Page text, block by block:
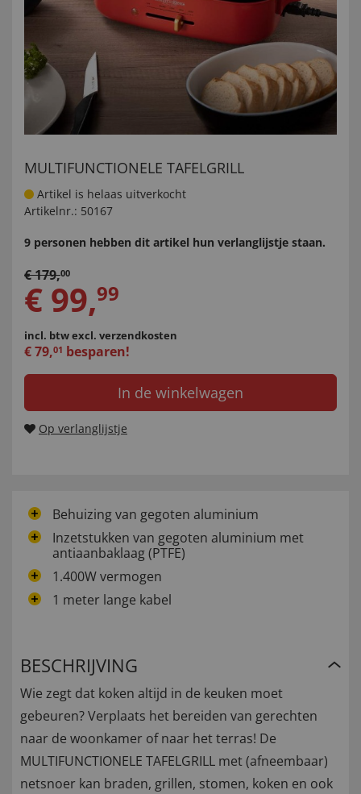
MULTIFUNCTIONELE TAFELGRILL
Artikel is helaas uitverkocht
Artikelnr.: 50167
9 personen hebben dit artikel hun verlanglijstje staan.
€179,00
€ 99,99
incl. btwexcl. verzendkosten
€79,01 besparen!
In de winkelwagen
Op verlanglijstje
Behuizing van gegoten aluminium
Inzetstukken van gegoten aluminium met
antiaanbaklaag (PTFE)
1.400W vermogen
1 meter lange kabel
BESCHRIJVING
Wie zegt dat koken altijd in de keuken moet
gebeuren? Verplaats het bereiden van gerechten
naar de woonkamer of naar het terras! De
MULTIFUNCTIONELE TAFELGRILL met (afneembaar)
netsnoer kan braden, grillen, stomen, koken en ook